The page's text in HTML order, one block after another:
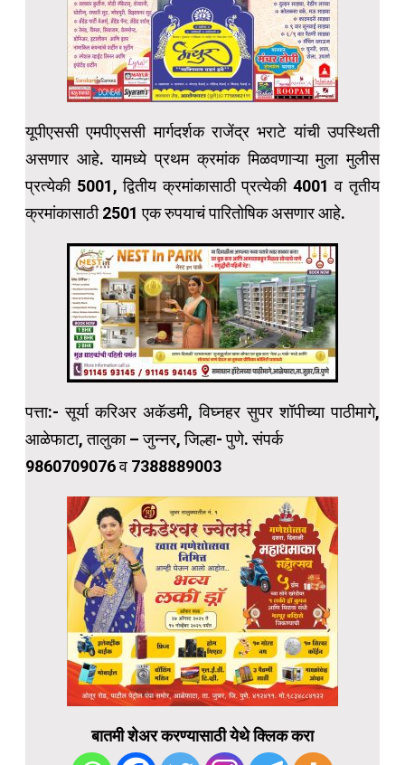
यूपीएससी एमपीएससी मार्गदर्शक राजेंद्र भराटे यांची उपस्थिती
असणार आहे. यामध्ये प्रथम क्रमांक मिळवणाऱ्या मुला मुलीस
प्रत्येकी 5001, द्वितीय क्रमांकासाठी प्रत्येकी 4001 व तृतीय
क्रमांकासाठी 2501 एक रुपयाचं पारितोषिक असणार आहे.
पत्ता:- सूर्या करिअर अकॅडमी, विघ्नहर सुपर शॉपीच्या पाठीमागे,
आळेफाटा, तालुका – जुन्नर, जिल्हा- पुणे. संपर्क
9860709076 व 7388889003
बातमी शेअर करण्यासाठी येथे क्लिक करा